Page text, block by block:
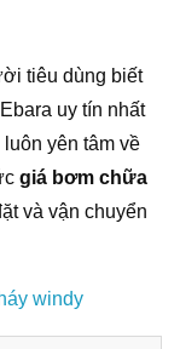
tiêu dùng biết
uy tín nhất
yên tâm về
giá bơm chữa
và vận chuyển
windy